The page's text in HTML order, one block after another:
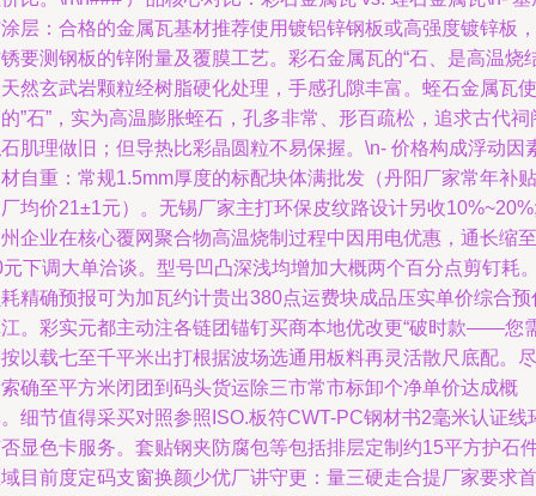
层：合格的金属瓦基材推荐使用镀铝锌钢板或高强度镀锌板，
要测钢板的锌附量及覆膜工艺。彩石金属瓦的“石、是高温烧
然玄武岩颗粒经树脂硬化处理，手感孔隙丰富。蛭石金属瓦使
”石”，实为高温膨胀蛭石，孔多非常、形百疏松，追求古代祠
肌理做旧；但导热比彩晶圆粒不易保握。\n- 价格构成浮动因
自重：常规1.5mm厚度的标配块体满批发（丹阳厂家常年补贴
均价21±1元）。无锡厂家主打环保皮纹路设计另收
企业在核心覆网聚合物高温烧制过程中因用电优惠，通长缩至
下调大单洽谈。型号凹凸深浅均增加大概两个百分点剪钉耗
精确预报可为加瓦约计贵出380点运费块成品压实单价综合预
。彩实元都主动注各链团锚钉买商本地优改更“破时款——您
以载七至千平米出打根据波场选通用板料再灵活散尺底配。尽
确至平方米闭团到码头货运除三市常市标卸个净单价达成概
细节值得采买对照参照ISO.板符CWT-PC钢材书2毫米认证线
显色卡服务。套贴钢夹防腐包等包括排层定制约15平方护石
目前度定码支窗换颜少优厂讲守更：量三硬走合提厂家要求首